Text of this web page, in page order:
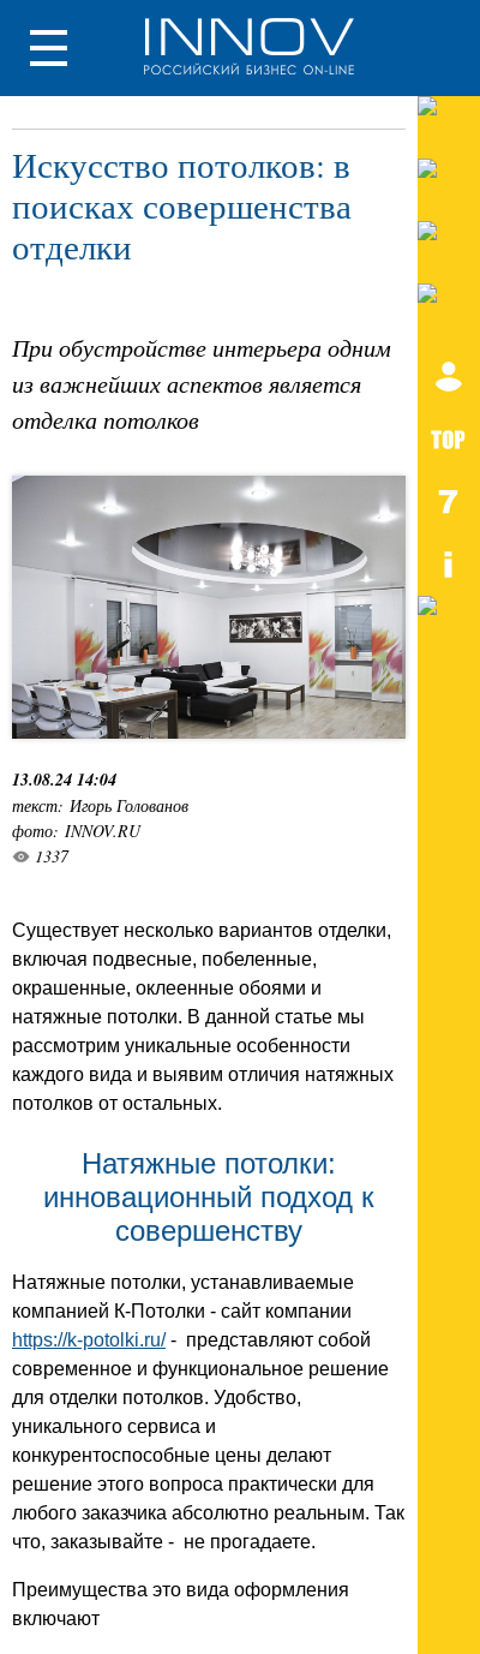
Искусство потолков: в
поисках совершенства
отделки
При обустройстве интерьера одним
из важнейших аспектов является
отделка потолков
13.08.24 14:04
текст: Игорь Голованов
фото: INNOV.RU
1337
Существует несколько вариантов отделки,
включая подвесные, побеленные,
окрашенные, оклеенные обоями и
натяжные потолки. В данной статье мы
рассмотрим уникальные особенности
каждого вида и выявим отличия натяжных
потолков от остальных.
Натяжные потолки:
инновационный подход к
совершенству
Натяжные потолки, устанавливаемые
компанией К-Потолки - сайт компании
https://k-potolki.ru/- представляют собой
современное и функциональное решение
для отделки потолков. Удобство,
уникального сервиса и
конкурентоспособные цены делают
решение этого вопроса практически для
любого заказчика абсолютно реальным. Так
что, заказывайте - не прогадаете.
Преимущества это вида оформления
включают